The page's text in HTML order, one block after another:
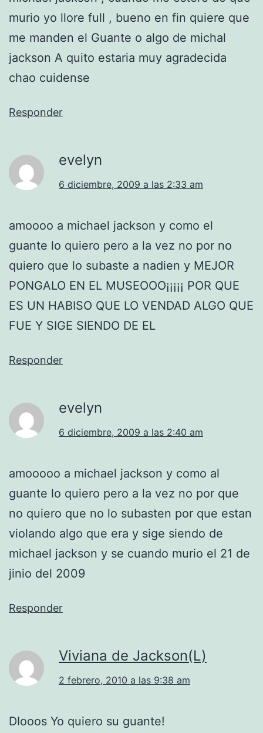
murio yo llore full , bueno en fin quiere que
me manden el Guante o algo de michal
jackson A quito estaria muy agradecida
chao cuidense
Responder
evelyn
6 diciembre, 2009 a las 2:33 am
amoooo a michael jackson y como el
guante lo quiero pero a la vez no por no
quiero que lo subaste a nadien y MEJOR
PONGALO EN EL MUSEOOO¡¡¡¡¡ POR QUE
ES UN HABISO QUE LO VENDAD ALGO QUE
FUE Y SIGE SIENDO DE EL
Responder
evelyn
6 diciembre, 2009 a las 2:40 am
amooooo a michael jackson y como al
guante lo quiero pero a la vez no por que
no quiero que no lo subasten por que estan
violando algo que era y sige siendo de
michael jackson y se cuando murio el 21 de
jinio del 2009
Responder
Viviana de Jackson(L)
2 febrero, 2010 a las 9:38 am
DIooos Yo quiero su guante!